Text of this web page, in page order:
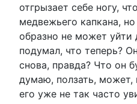
отгрызает себе ногу,
медвежьего капкана,
образно не может уйти
подумал, что теперь?
снова, правда? Что он
думаю, ползать, может,
его уже не так часто